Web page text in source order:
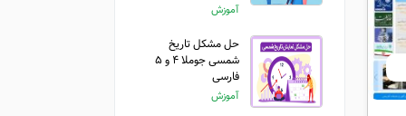
آموزش
حل مشکل تاریخ
شمسی جوملا ۴ و ۵
فارسی
آموزش